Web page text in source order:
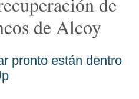
recuperación
de